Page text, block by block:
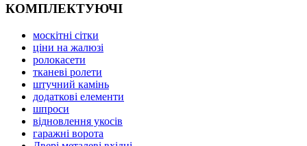
КОМПЛЕКТУЮЧІ
москітні сітки
ціни на жалюзі
ролокасети
тканеві ролети
штучний камінь
додаткові елементи
шпроси
відновлення укосів
гаражні ворота